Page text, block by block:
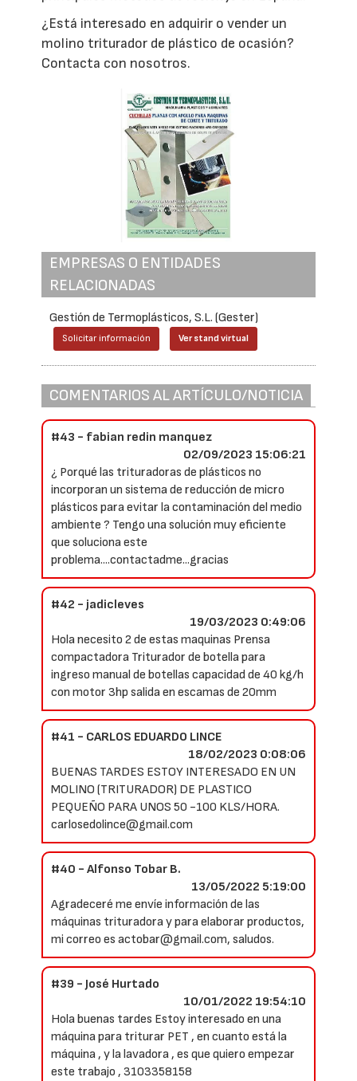
¿Está interesado en adquirir o vender un
molino triturador de plástico de ocasión?
Contacta con nosotros.
EMPRESAS O ENTIDADES
RELACIONADAS
Gestión de Termoplásticos, S.L. (Gester)
Solicitar información Ver stand virtual
COMENTARIOS AL ARTÍCULO/NOTICIA
#43 - fabian redin manquez
02/09/2023 15:06:21
¿ Porqué las trituradoras de plásticos no
incorporan un sistema de reducción de micro
plásticos para evitar la contaminación del medio
ambiente ? Tengo una solución muy eficiente
que soluciona este
problema....contactadme...gracias
#42 - jadicleves
19/03/2023 0:49:06
Hola necesito 2 de estas maquinas Prensa
compactadora Triturador de botella para
ingreso manual de botellas capacidad de 40 kg/h
con motor 3hp salida en escamas de 20mm
#41 - CARLOS EDUARDO LINCE
18/02/2023 0:08:06
BUENAS TARDES ESTOY INTERESADO EN UN
MOLINO (TRITURADOR) DE PLASTICO
PEQUEÑO PARA UNOS 50 -100 KLS/HORA.
carlosedolince@gmail.com
#40 - Alfonso Tobar B.
13/05/2022 5:19:00
Agradeceré me envíe información de las
máquinas trituradora y para elaborar productos,
mi correo es actobar@gmail.com, saludos.
#39 - José Hurtado
10/01/2022 19:54:10
Hola buenas tardes Estoy interesado en una
máquina para triturar PET , en cuanto está la
máquina , y la lavadora , es que quiero empezar
este trabajo , 3103358158